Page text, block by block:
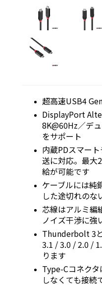
超高速USB4
DisplayPort
8K@60Hz／デ
をサポート
内蔵PDスマー
送に対応。最大
給が可能です
ケーブルには純
した途切れのな
芯線はアルミ編
ノイズ干渉に強
Thunderbolt 3
3.1 / 3.0 / 2.0 /
ります
Type-Cコネク
しなくても接続